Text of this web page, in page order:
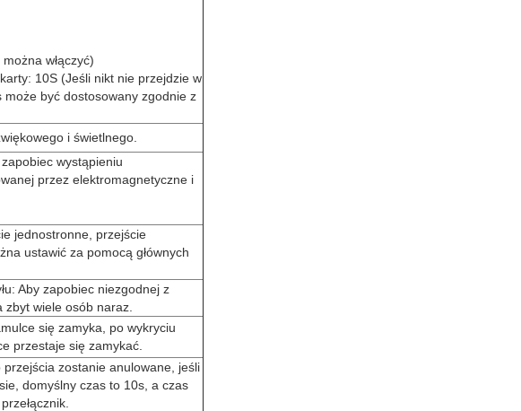
włączyć)
10S (Jeśli nikt nie przejdzie w
być dostosowany zgodnie z
i świetlnego.
zapobiec wystąpieniu
przez elektromagnetyczne i
jednostronne, przejście
ustawić za pomocą głównych
Aby zapobiec niezgodnej z
wiele osób naraz.
się zamyka, po wykryciu
przestaje się zamykać.
zostanie anulowane, jeśli
domyślny czas to 10s, a czas